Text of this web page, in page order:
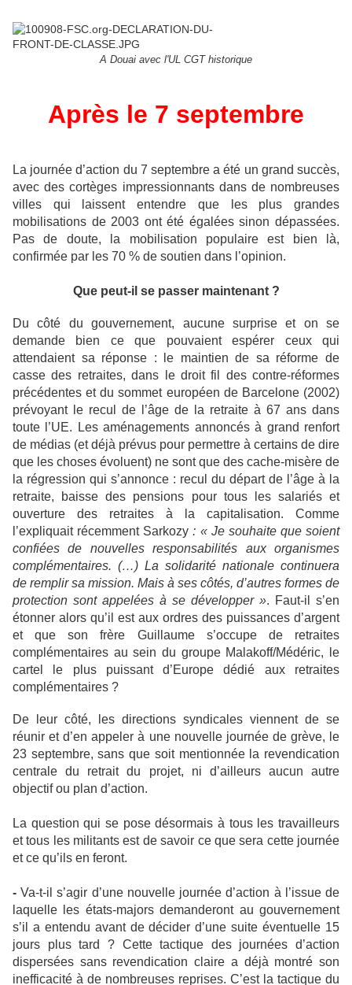
A Douai avec l'UL CGT historique
Après le 7 septembre
La journée d’action du 7 septembre a été un grand succès,
avec des cortèges impressionnants dans de nombreuses
villes qui laissent entendre que les plus grandes
mobilisations de 2003 ont été égalées sinon dépassées.
Pas de doute, la mobilisation populaire est bien là,
confirmée par les 70 % de soutien dans l’opinion.
Que peut-il se passer maintenant ?
Du côté du gouvernement, aucune surprise et on se
demande bien ce que pouvaient espérer ceux qui
attendaient sa réponse : le maintien de sa réforme de
casse des retraites, dans le droit fil des contre-réformes
précédentes et du sommet européen de Barcelone (2002)
prévoyant le recul de l’âge de la retraite à 67 ans dans
toute l’UE. Les aménagements annoncés à grand renfort
de médias (et déjà prévus pour permettre à certains de dire
que les choses évoluent) ne sont que des cache-misère de
la régression qui s’annonce : recul du départ de l’âge à la
retraite, baisse des pensions pour tous les salariés et
ouverture des retraites à la capitalisation. Comme
l’expliquait récemment Sarkozy: « Je souhaite que soient
confiées de nouvelles responsabilités aux organismes
complémentaires. (…) La solidarité nationale continuera
de remplir sa mission. Mais à ses côtés, d’autres formes de
protection sont appelées à se développer ». Faut-il s’en
étonner alors qu’il est aux ordres des puissances d’argent
et que son frère Guillaume s’occupe de retraites
complémentaires au sein du groupe Malakoff/Médéric, le
cartel le plus puissant d’Europe dédié aux retraites
complémentaires ?
De leur côté, les directions syndicales viennent de se
réunir et d’en appeler à une nouvelle journée de grève, le
23 septembre, sans que soit mentionnée la revendication
centrale du retrait du projet, ni d’ailleurs aucun autre
objectif ou plan d’action.
La question qui se pose désormais à tous les travailleurs
et tous les militants est de savoir ce que sera cette journée
et ce qu’ils en feront.
- Va-t-il s’agir d’une nouvelle journée d’action à l’issue de
laquelle les états-majors demanderont au gouvernement
s’il a entendu avant de décider d’une suite éventuelle 15
jours plus tard ? Cette tactique des journées d’action
dispersées sans revendication claire a déjà montré son
inefficacité à de nombreuses reprises. C’est la tactique du